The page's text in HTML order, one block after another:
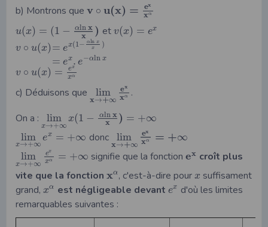
b) Montrons que v ∘ u(x) = ex
xα
u(x) = (1 − αln x
x
) et v(x) = ex
v ∘ u(x)= ex(1− αln x
x
)
= ex. e−αln x
v ∘ u(x) = ex
xα
c) Déduisons que lim
x→+∞
ex
xα
.
On a :
lim
x→+∞
x(1 − αln x
x
) = +∞
lim
x→+∞
ex = +∞ donc lim
x→+∞
ex
xα = +∞
lim
x→+∞
ex
xα = +∞ signifie que la fonctionex croît plus
vite que la fonction xα, c'est-à-dire pour x suffisament
grand, xα est négligeable devant ex d'où les limites
remarquables suivantes :